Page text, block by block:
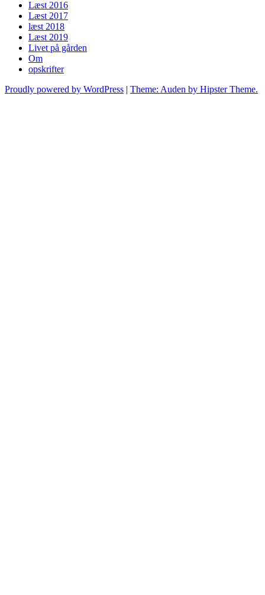
Læst 2016
Læst 2017
læst 2018
Læst 2019
Livet på gården
Om
opskrifter
Proudly powered by WordPress | Theme: Auden by Hipster Theme.